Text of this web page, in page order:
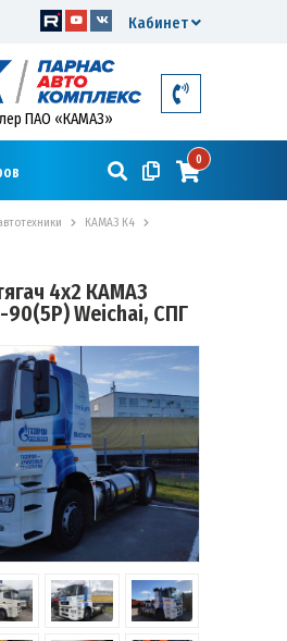
Кабинет
ПАО «КАМАЗ»
0
КАМАЗ К4
4х2 КАМАЗ
Weichai, СПГ